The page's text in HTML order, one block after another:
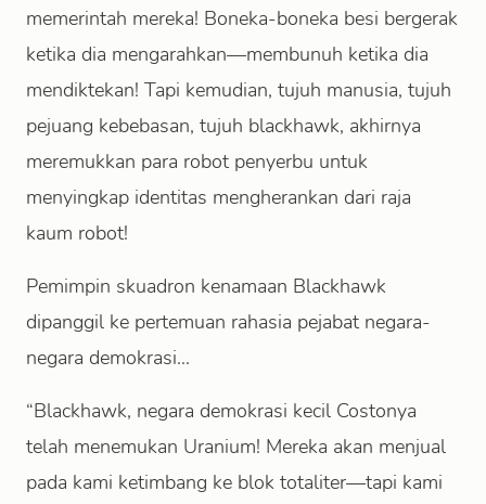
memerintah mereka! Boneka-boneka besi bergerak
ketika dia mengarahkan—membunuh ketika dia
mendiktekan! Tapi kemudian, tujuh manusia, tujuh
pejuang kebebasan, tujuh blackhawk, akhirnya
meremukkan para robot penyerbu untuk
menyingkap identitas mengherankan dari raja
kaum robot!
Pemimpin skuadron kenamaan Blackhawk
dipanggil ke pertemuan rahasia pejabat negara-
negara demokrasi...
“Blackhawk, negara demokrasi kecil Costonya
telah menemukan Uranium! Mereka akan menjual
pada kami ketimbang ke blok totaliter—tapi kami